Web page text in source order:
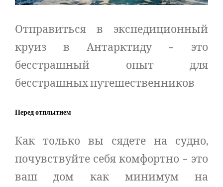
Отправиться в экспедиционный
круиз в Антарктиду – это
бесстрашный опыт для
бесстрашных путешественников
Перед отплытием
Как только вы сядете на судно,
почувствуйте себя комфортно – это
ваш дом как минимум на